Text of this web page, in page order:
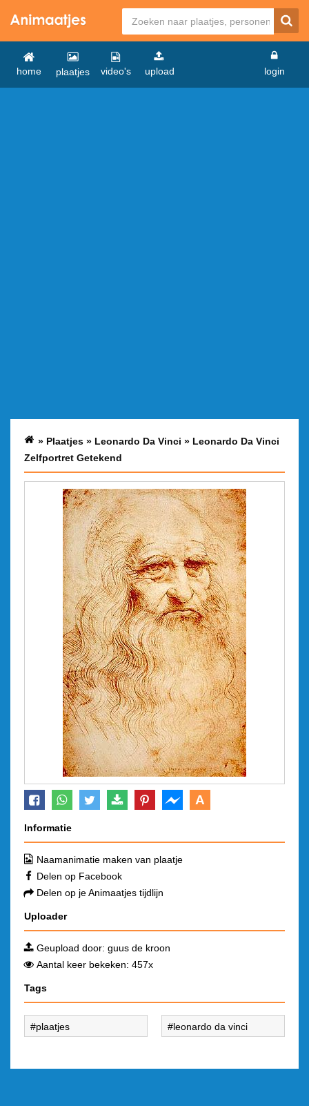
home plaatjes video's upload login
» Plaatjes » Leonardo Da Vinci » Leonardo Da Vinci
Zelfportret Getekend
A
Informatie
Naamanimatie maken van plaatje
Delen op Facebook
Delen op je Animaatjes tijdlijn
Uploader
Geupload door: guus de kroon
Aantal keer bekeken: 457x
Tags
plaatjes leonardo da vinci